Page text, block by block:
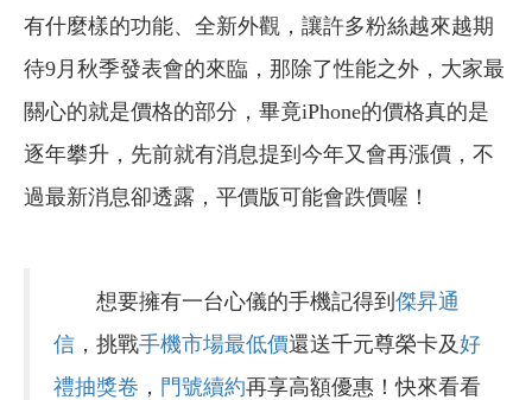
有什麼樣的功能、全新外觀，讓許多粉絲越來越期
待9月秋季發表會的來臨，那除了性能之外，大家最
關心的就是價格的部分，畢竟iPhone的價格真的是
逐年攀升，先前就有消息提到今年又會再漲價，不
過最新消息卻透露，平價版可能會跌價喔！
想要擁有一台心儀的手機記得到 傑昇通
信 ，挑戰手機市場最低價還送千元尊榮卡及好
禮抽獎卷 ， 門號續約再享高額優惠！快來看看